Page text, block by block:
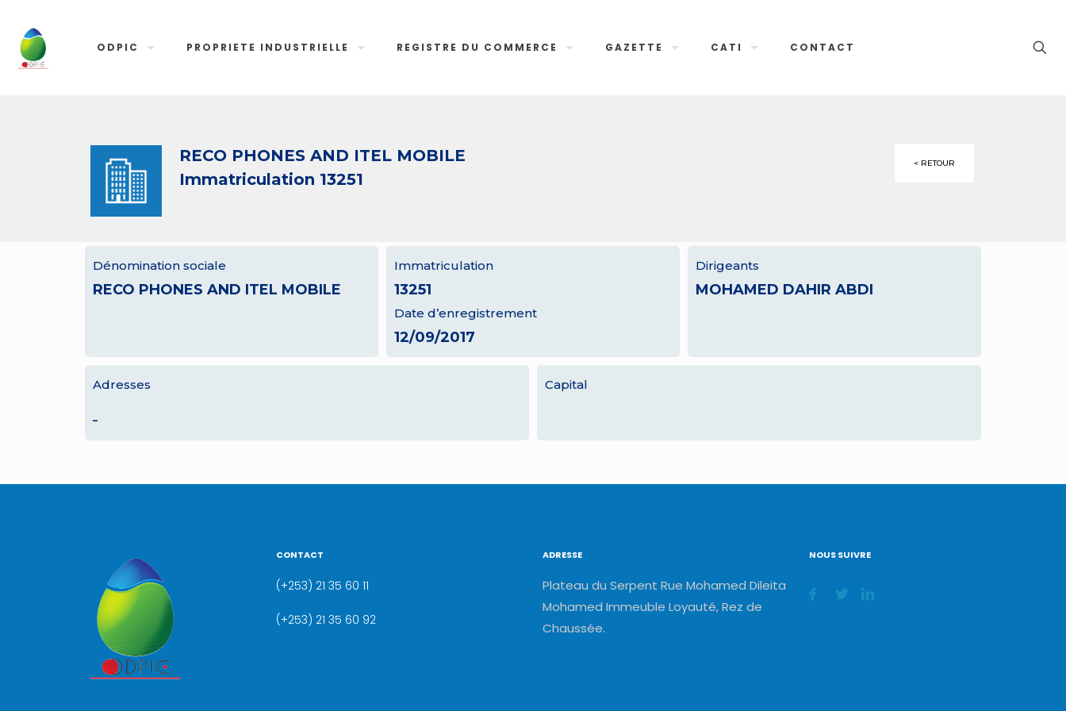
ODPIC PROPRIETE INDUSTRIELLE REGISTRE DU COMMERCE GAZETTE CATI CONTACT
RECO PHONES AND ITEL MOBILE
Immatriculation 13251
< RETOUR
Dénomination sociale
RECO PHONES AND ITEL MOBILE
Immatriculation
13251
Date d’enregistrement
12/09/2017
Dirigeants
MOHAMED DAHIR ABDI
Adresses
–
Capital
CONTACT
(+253) 21 35 60 11
(+253) 21 35 60 92
ADRESSE
Plateau du Serpent Rue Mohamed Dileita
Mohamed Immeuble Loyauté, Rez de
Chaussée.
NOUS SUIVRE